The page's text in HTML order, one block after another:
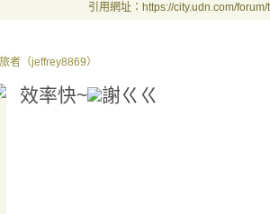
引用網址：https://city.udn.com/
者（jeffrey8869）
效率快~ 謝ㄍㄍ